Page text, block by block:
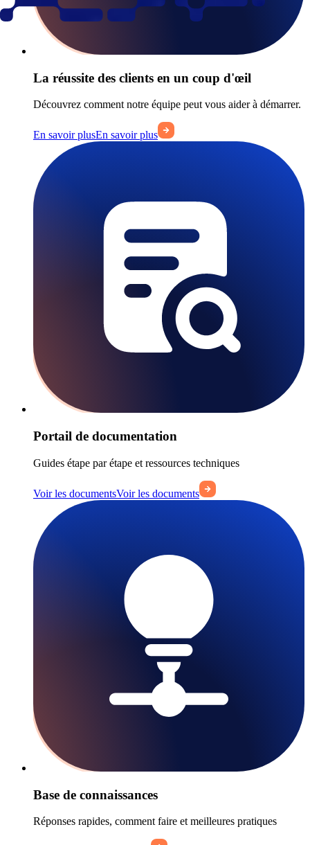
La réussite des clients en un coup d'œil
Découvrez comment notre équipe peut vous aider à démarrer.
En savoir plusEn savoir plus
Portail de documentation
Guides étape par étape et ressources techniques
Voir les documentsVoir les documents
Base de connaissances
Réponses rapides, comment faire et meilleures pratiques